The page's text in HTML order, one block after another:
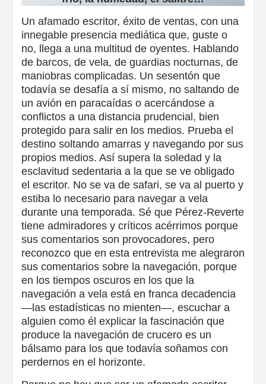
Un afamado escritor, éxito de ventas, con una
innegable presencia mediática que, guste o
no, llega a una multitud de oyentes. Hablando
de barcos, de vela, de guardias nocturnas, de
maniobras complicadas. Un sesentón que
todavía se desafía a sí mismo, no saltando de
un avión en paracaídas o acercándose a
conflictos a una distancia prudencial, bien
protegido para salir en los medios. Prueba el
destino soltando amarras y navegando por sus
propios medios. Así supera la soledad y la
esclavitud sedentaria a la que se ve obligado
el escritor. No se va de safari, se va al puerto y
estiba lo necesario para navegar a vela
durante una temporada. Sé que Pérez-Reverte
tiene admiradores y críticos acérrimos porque
sus comentarios son provocadores, pero
reconozco que en esta entrevista me alegraron
sus comentarios sobre la navegación, porque
en los tiempos oscuros en los que la
navegación a vela está en franca decadencia
—las estadísticas no mienten—, escuchar a
alguien como él explicar la fascinación que
produce la navegación de crucero es un
bálsamo para los que todavía soñamos con
perdernos en el horizonte.